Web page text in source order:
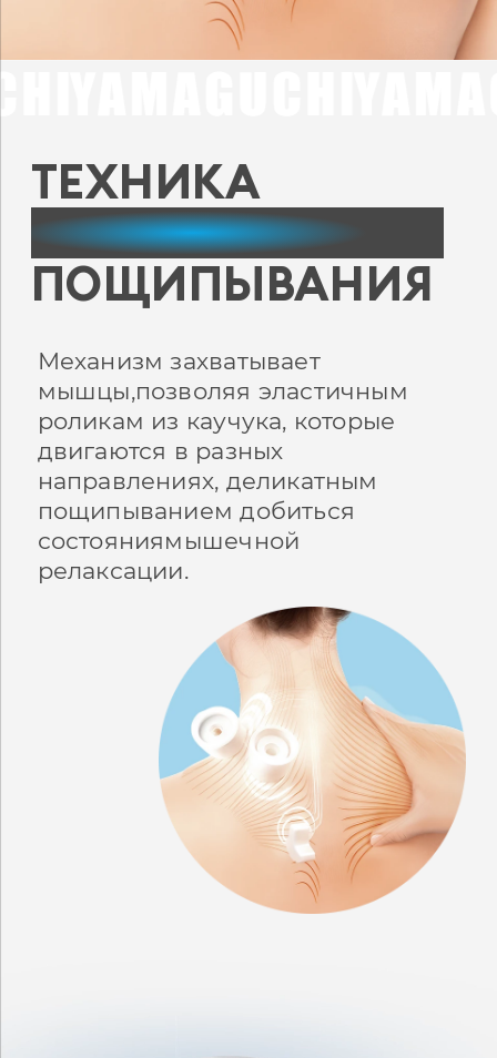
ТЕХНИКА
ДЕЛИКАТНОГО
ПОЩИПЫВАНИЯ
Механизм захватывает
мышцы,позволяя эластичным
роликам из каучука, которые
двигаются в разных
направлениях, деликатным
пощипыванием добиться
состояниямышечной
релаксации.